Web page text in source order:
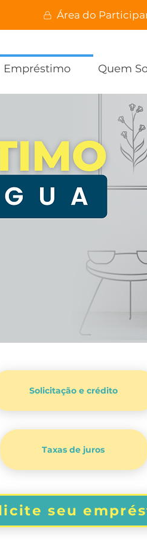
Área do
Empréstimo Quem
Solicitação e crédito
Taxas de juros
seu